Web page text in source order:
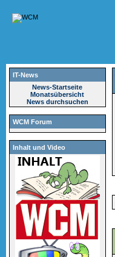
IT-News
News-Startseite
Monatsübersicht
News durchsuchen
WCM Forum
Inhalt und Video